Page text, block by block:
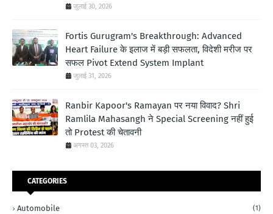
जुलाई 30, 2026
Fortis Gurugram's Breakthrough: Advanced
Heart Failure के इलाज में बड़ी सफलता, विदेशी मरीज पर
सफल Pivot Extend System Implant
जुलाई 31, 2026
Ranbir Kapoor's Ramayan पर नया विवाद? Shri
Ramlila Mahasangh ने Special Screening नहीं हुई
तो Protest की चेतावनी
अगस्त 03, 2026
CATEGORIES
Automobile (1)